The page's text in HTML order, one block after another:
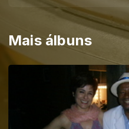
Mais álbuns